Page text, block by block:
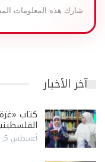
شارك هذه المعلومات
آخر الأخبار
كتاب
أغسطس 5, 2026